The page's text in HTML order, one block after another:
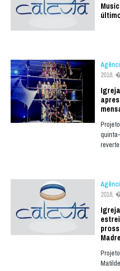
2016,
2016,